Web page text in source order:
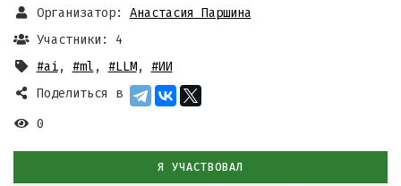
Организатор:
Анастасия Паршина
Участники: 4
#ai, #ml , #LLM, #ИИ
Поделиться в
0
Я УЧАСТВОВАЛ